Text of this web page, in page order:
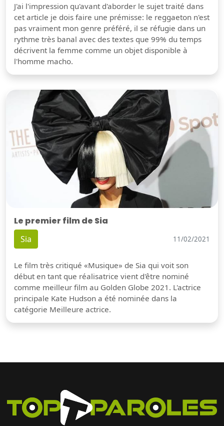
J'ai l'impression qu'avant d'aborder le sujet traité dans
cet article je dois faire une prémisse: le reggaeton n'est
pas vraiment mon genre préféré, il se réfugie dans un
rythme très banal avec des textes que 99% du temps
décrivent la femme comme un objet disponible à
l'homme macho.
Le premier film de Sia
Sia 11/02/2021
Le film très critiqué «Musique» de Sia qui voit son
début en tant que réalisatrice vient d'être nominé
comme meilleur film au Golden Globe 2021. L'actrice
principale Kate Hudson a été nominée dans la
catégorie Meilleure actrice.